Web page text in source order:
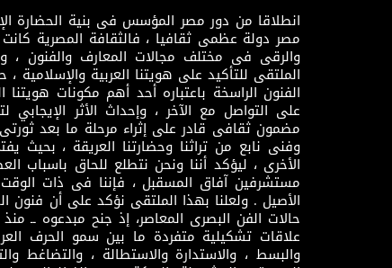
انطلاقا من دور مصر المؤسس فى بنية الحضارة
مصر دولة عظمى ثقافيا ، فالثقافة المصرية
والرقى فى مختلف مجالات المعارف والفنون
الملتقى للتأكيد على هويتنا العربية
الفنون الراسخة باعتباره أحد أهم مكونات هويتنا
على التواصل مع الآخر ، وإحداث الأثر
وفنى نابع من تراثنا وحضارتنا العريقة ، بحيث
الأخرى ، ليؤكد أننا ونحن نتطلع للحاق باسباب
مستشرفين آفاق المسقبل ، فإننا فى ذات الوقت
الأصيل . ولعلنا بهذا الملتقى نؤكد على أن فنون
حالات الفن البصرى المعاصر، إذ جنح مبدعوه ــ
علاقات تشكيلية متفردة ما بين سمو الحرف
والبسط ، والاستدارة والاستطالة ، والتضاغط